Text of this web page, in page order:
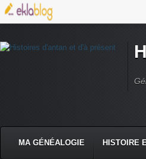
MA GÉNÉALOGIE HISTOIRE